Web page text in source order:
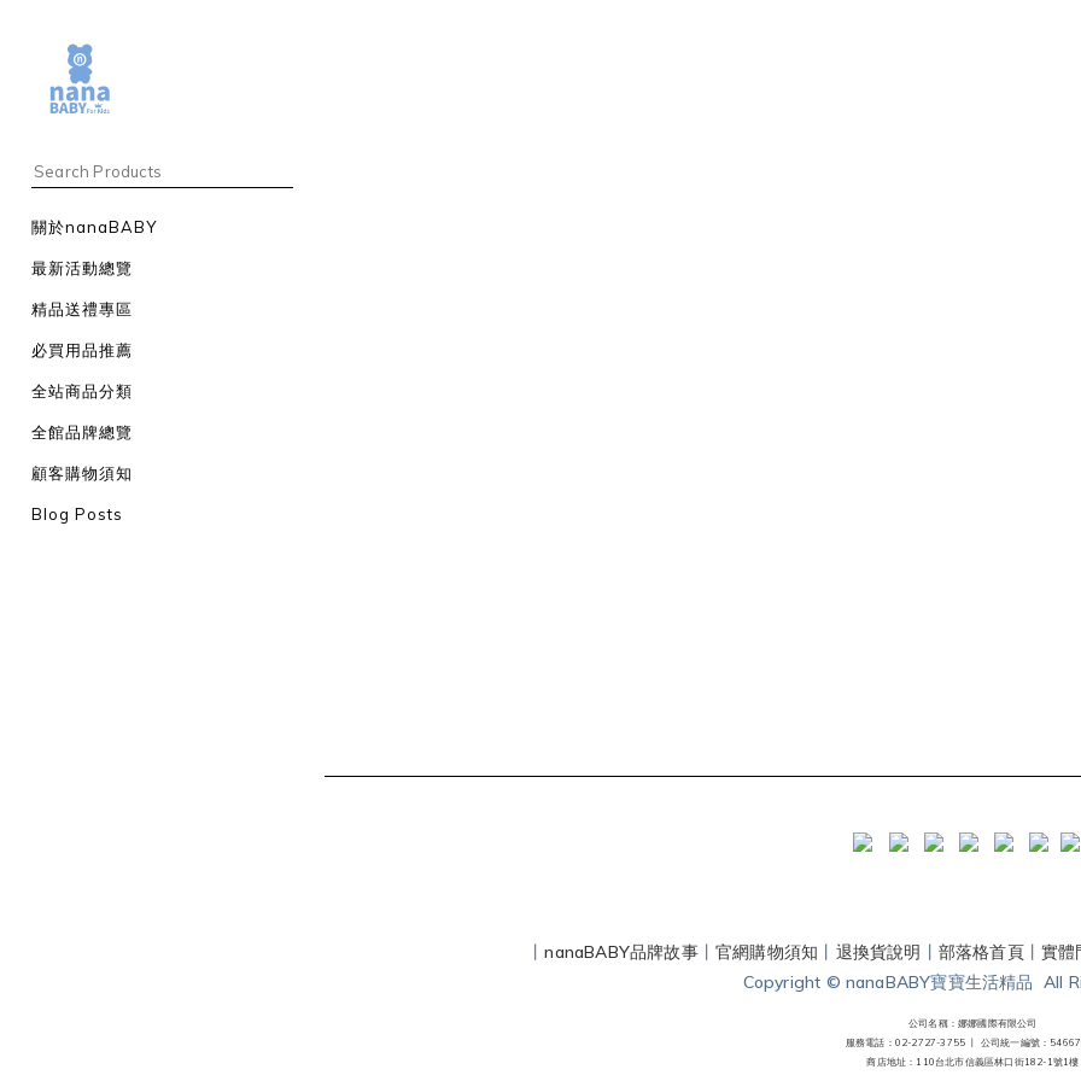
關於nanaBABY
最新活動總覽
精品送禮專區
必買用品推薦
全站商品分類
全館品牌總覽
顧客購物須知
Blog Posts
丨nanaBABY品牌故事丨官網購物須知 丨 退換貨說明 丨 部落格首頁丨 實體
Copyright © nanaBABY寶寶生活精品 All
公司名稱：娜娜國際有限公司
服務電話：02-2727-3755 丨 公司統一編號：
商店地址：110台北市信義區林口街182-1號1樓